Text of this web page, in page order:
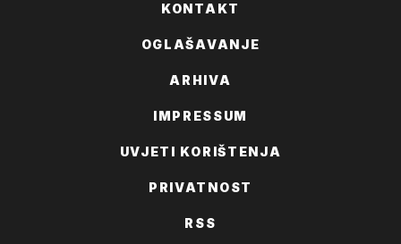
KONTAKT
OGLAŠAVANJE
ARHIVA
IMPRESSUM
UVJETI KORIŠTENJA
PRIVATNOST
RSS